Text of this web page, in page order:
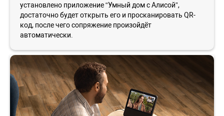
установлено приложение “Умный дом с Алисой”,
достаточно будет открыть его и просканировать QR-
код, после чего сопряжение произойдёт
автоматически.